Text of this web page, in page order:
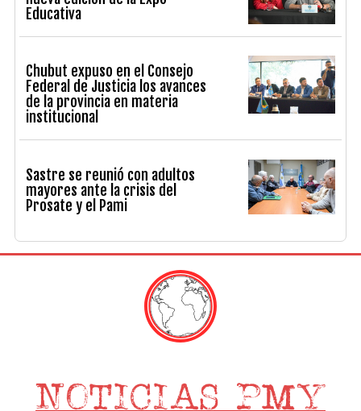
Educativa
Chubut expuso en el Consejo
Federal de Justicia los avances
de la provincia en materia
institucional
Sastre se reunió con adultos
mayores ante la crisis del
Prosate y el Pami